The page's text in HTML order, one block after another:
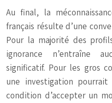
Au final, la
français résulte d’une
Pour la majorité des
ignorance n’entraîne
significatif. Pour les gros
une investigation
condition d’accepter un